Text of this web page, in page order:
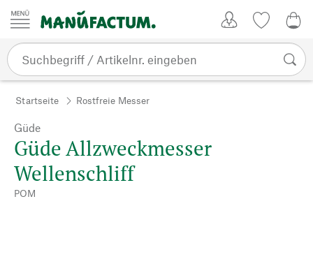
Zum Inhalt springen
Startseite Rostfreie Messer
Güde
Güde Allzweckmesser
Wellenschliff
POM